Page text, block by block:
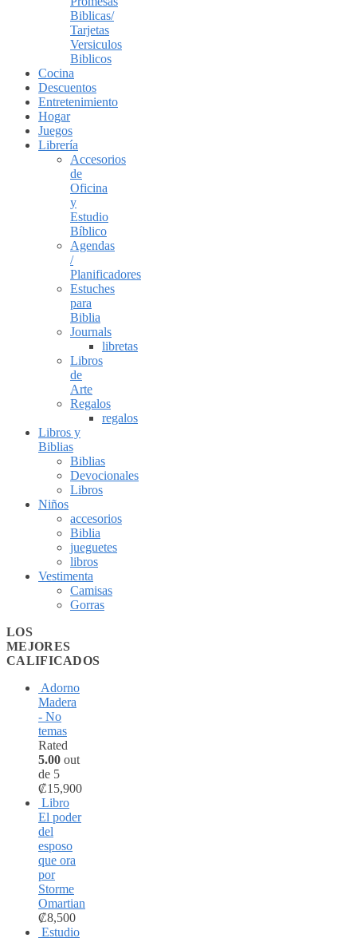
Biblicas/
Tarjetas
Versiculos
Biblicos
Cocina
Descuentos
Entretenimiento
Hogar
Juegos
Librería
Accesorios
de
Oficina
y
Estudio
Bíblico
Agendas
/
Planificadores
Estuches
para
Biblia
Journals
libretas
Libros
de
Arte
Regalos
regalos
Libros y
Biblias
Biblias
Devocionales
Libros
Niños
accesorios
Biblia
jueguetes
libros
Vestimenta
Camisas
Gorras
LOS
MEJORES
CALIFICADOS
Adorno
Madera
- No
temas
Rated
5.00 out
de 5
₡15,900
Libro
El poder
del
esposo
que ora
por
Storme
Omartian
₡8,500
Estudio